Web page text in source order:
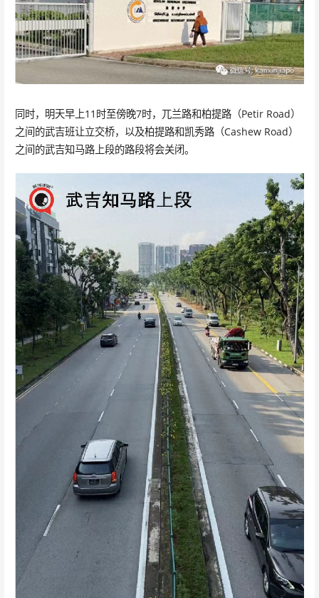
同时，明天早上11时至傍晚7时，兀兰路和柏提路（Petir Road）
之间的武吉班让立交桥，以及柏提路和凯秀路（Cashew Road）
之间的武吉知马路上段的路段将会关闭。